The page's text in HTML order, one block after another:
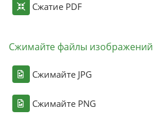
Сжатие PDF
Сжимайте файлы изображений
Сжимайте JPG
Сжимайте PNG